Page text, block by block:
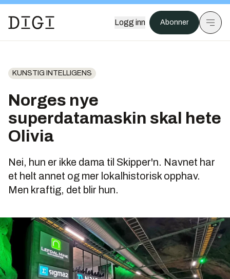
Logg inn Abonner
KUNSTIG INTELLIGENS
Norges nye
superdatamaskin skal hete
Olivia
Nei, hun er ikke dama til Skipper'n. Navnet har
et helt annet og mer lokalhistorisk opphav.
Men kraftig, det blir hun.